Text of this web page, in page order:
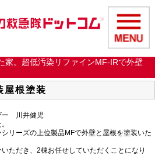
家。超低汚染リファインMF-IRで外壁
根塗装
ー 川井健児
リーズの上位製品MFで外壁と屋根を塗装いた
ただき、2棟お任せしていただくことになり